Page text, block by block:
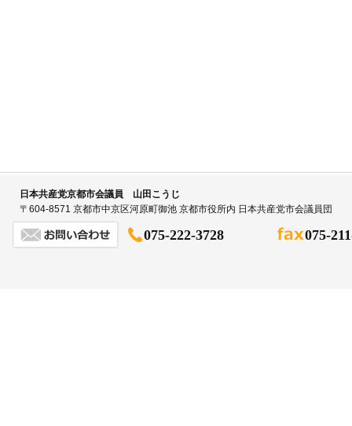
日本共産党京都市会議員 山田こうじ
〒604-8571 京都市中京区河原町御池 京都市役所内 日本共産党市会議員団
075-222-3728 075-